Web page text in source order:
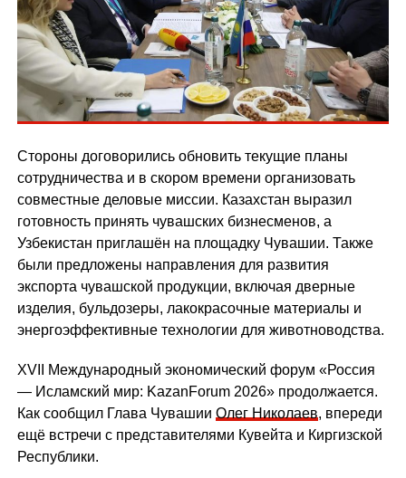
Стороны договорились обновить текущие планы
сотрудничества и в скором времени организовать
совместные деловые миссии. Казахстан выразил
готовность принять чувашских бизнесменов, а
Узбекистан приглашён на площадку Чувашии. Также
были предложены направления для развития
экспорта чувашской продукции, включая дверные
изделия, бульдозеры, лакокрасочные материалы и
энергоэффективные технологии для животноводства.
XVII Международный экономический форум «Россия
— Исламский мир: KazanForum 2026» продолжается.
Как сообщил Глава Чувашии Олег Николаев, впереди
ещё встречи с представителями Кувейта и Киргизской
Республики.